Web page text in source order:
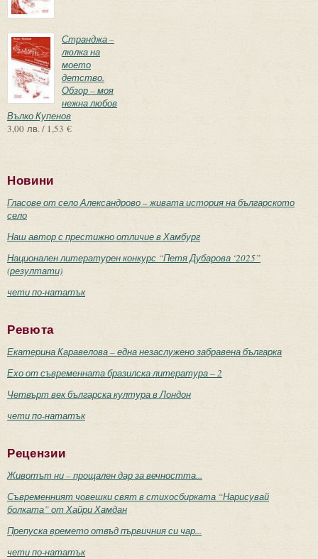
Странджа –
люлка на
моето
детство.
Обзор – моя
нежна любов
Вълко Купенов
3,00 лв. / 1,53 €
Новини
Гласове от село Александрово – живата история на българското
село
Наш автор с престижно отличие в Хамбург
Национален литературен конкурс “Петя Дубарова ‘2025”
(резултати)
чети по-нататък
Ревюта
Екатерина Каравелова – една незаслужено забравена българка
Ехо от съвременната бразилска литература – 2
Четвърт век българска култура в Лондон
чети по-нататък
Рецензии
Животът ни – прощален дар за вечността...
Съвременният човешки свят в стихосбирката “Нарисувай
болката” от Хайри Хамдан
Препуска времето отвъд първичния си чар...
чети по-нататък